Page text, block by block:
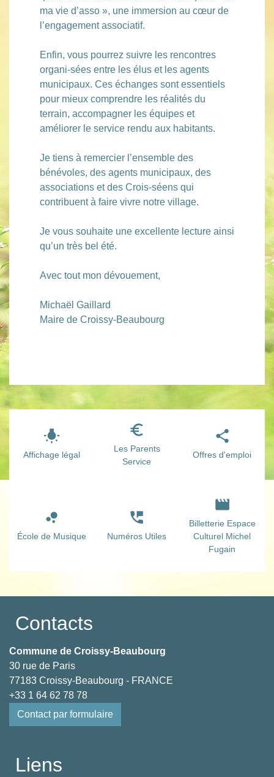
ma vie d’asso », une immersion au cœur de
l’engagement associatif.
Enfin, vous pourrez suivre les rencontres
organi-sées entre les élus et les agents
municipaux. Ces échanges sont essentiels
pour mieux comprendre les réalités du
terrain, accompagner les équipes et
améliorer le service rendu aux habitants.
Je tiens à remercier l’ensemble des
bénévoles, des agents municipaux, des
associations et des Crois-séens qui
contribuent à faire vivre notre village.
Je vous souhaite une excellente lecture ainsi
qu’un très bel été.
Avec tout mon dévouement,
Michaël Gaillard
Maire de Croissy-Beaubourg
wb_incandescent
Affichage légal
euro_symbol
Les Parents
Service
share
Offres d'emploi
bubble_chart
École de Musique
perm_phone_msg
Numéros Utiles
movie
Billetterie Espace
Culturel Michel
Fugain
Contacts
Commune de Croissy-Beaubourg
30 rue de Paris
77183 Croissy-Beaubourg - FRANCE
+33 1 64 62 78 78
Contact par formulaire
Liens